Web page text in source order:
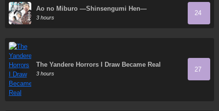
Ao no Miburo —Shinsengumi Hen—
3 hours
24
The Yandere Horrors I Draw Became Real
3 hours
27